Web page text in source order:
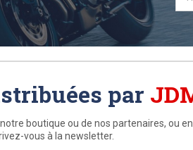
par
boutique ou de nos partenaires, ou
vous à la newsletter.